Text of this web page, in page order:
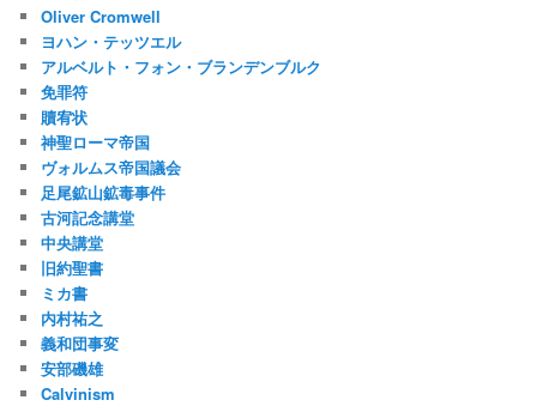
Oliver Cromwell
ヨハン・テッツエル
アルベルト・フォン・ブランデンブルク
免罪符
贖宥状
神聖ローマ帝国
ヴォルムス帝国議会
足尾鉱山鉱毒事件
古河記念講堂
中央講堂
旧約聖書
ミカ書
内村祐之
義和団事変
安部磯雄
Calvinism